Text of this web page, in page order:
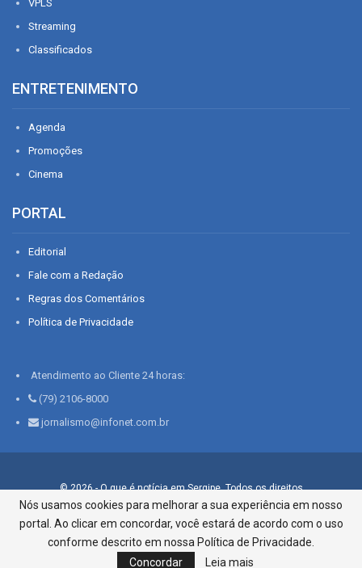
VPLS
Streaming
Classificados
ENTRETENIMENTO
Agenda
Promoções
Cinema
PORTAL
Editorial
Fale com a Redação
Regras dos Comentários
Política de Privacidade
Atendimento ao Cliente 24 horas:
(79) 2106-8000
jornalismo@infonet.com.br
© 2026 - O que é notícia em Sergipe. Todos os direitos
reservados.
Infonet - Rua Monsenhor Silveira 276, Bairro São José |
Aracaju-SE, CEP 49015-030, Fone: 79.2106.8000 - CI Centro de
Informações LTDA
Nós usamos cookies para melhorar a sua experiência em nosso
portal. Ao clicar em concordar, você estará de acordo com o uso
conforme descrito em nossa Política de Privacidade.
Concordar
Leia mais